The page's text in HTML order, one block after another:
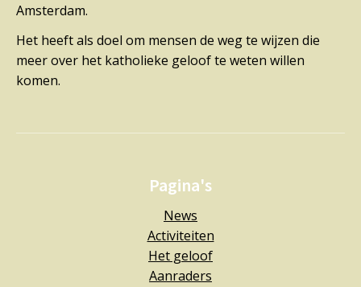
Amsterdam.
Het heeft als doel om mensen de weg te wijzen die
meer over het katholieke geloof te weten willen
komen.
Pagina's
News
Activiteiten
Het geloof
Aanraders